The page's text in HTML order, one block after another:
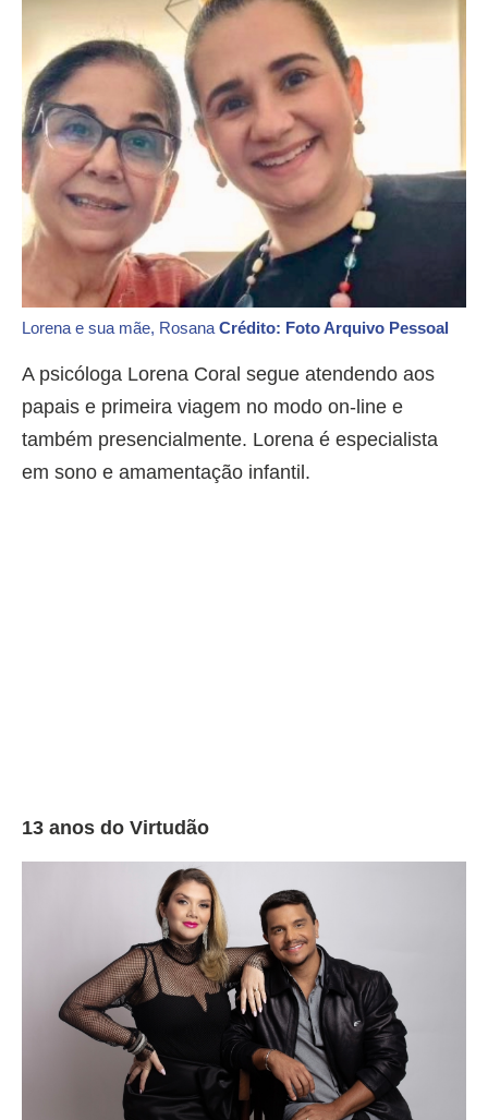
Lorena e sua mãe, Rosana Crédito: Foto Arquivo Pessoal
A psicóloga Lorena Coral segue atendendo aos
papais e primeira viagem no modo on-line e
também presencialmente. Lorena é especialista
em sono e amamentação infantil.
13 anos do Virtudão